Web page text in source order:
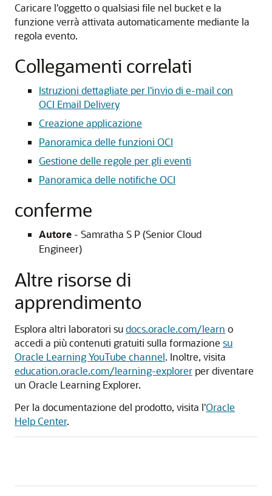
Caricare l'oggetto o qualsiasi file nel bucket e la
funzione verrà attivata automaticamente mediante la
regola evento.
Collegamenti correlati
Istruzioni dettagliate per l'invio di e-mail con
OCI Email Delivery
Creazione applicazione
Panoramica delle funzioni OCI
Gestione delle regole per gli eventi
Panoramica delle notifiche OCI
conferme
Autore - Samratha S P (Senior Cloud
Engineer)
Altre risorse di
apprendimento
Esplora altri laboratori sudocs.oracle.com/learn o
accedi a più contenuti gratuiti sulla formazione su
Oracle Learning YouTube channel. Inoltre, visita
education.oracle.com/learning-explorer per diventare
un Oracle Learning Explorer.
Per la documentazione del prodotto, visita l'Oracle
Help Center.